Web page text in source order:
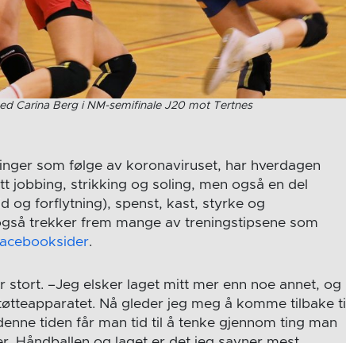
Carina Berg i NM-semifinale J20 mot Tertnes
som følge av koronaviruset, har hverdagen
jobbing, strikking og soling, men også en del
og forflytning), spenst, kast, styrke og
trekker frem mange av treningstipsene som
.
stort. –Jeg elsker laget mitt mer enn noe annet, og
Nå gleder jeg meg å komme tilbake til
tiden får man tid til å tenke gjennom ting man